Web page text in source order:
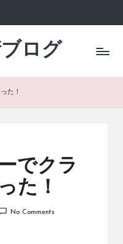
ログ
た！
でクラ
た！
No Comments